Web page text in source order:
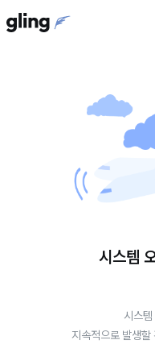
시스템
시스템
지속적으로 발생